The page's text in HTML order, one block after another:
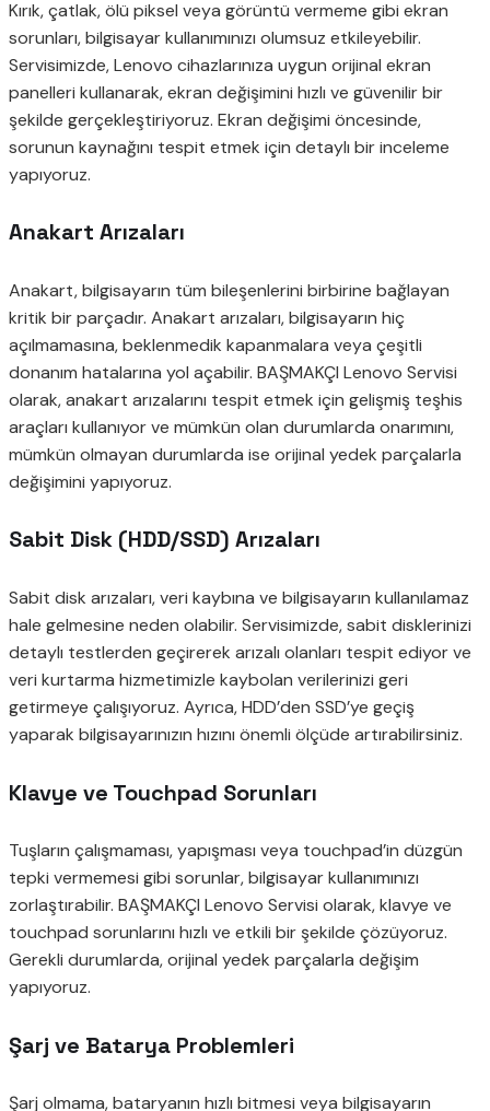
Kırık, çatlak, ölü piksel veya görüntü vermeme gibi ekran
sorunları, bilgisayar kullanımınızı olumsuz etkileyebilir.
Servisimizde, Lenovo cihazlarınıza uygun orijinal ekran
panelleri kullanarak, ekran değişimini hızlı ve güvenilir bir
şekilde gerçekleştiriyoruz. Ekran değişimi öncesinde,
sorunun kaynağını tespit etmek için detaylı bir inceleme
yapıyoruz.
Anakart Arızaları
Anakart, bilgisayarın tüm bileşenlerini birbirine bağlayan
kritik bir parçadır. Anakart arızaları, bilgisayarın hiç
açılmamasına, beklenmedik kapanmalara veya çeşitli
donanım hatalarına yol açabilir. BAŞMAKÇI Lenovo Servisi
olarak, anakart arızalarını tespit etmek için gelişmiş teşhis
araçları kullanıyor ve mümkün olan durumlarda onarımını,
mümkün olmayan durumlarda ise orijinal yedek parçalarla
değişimini yapıyoruz.
Sabit Disk (HDD/SSD) Arızaları
Sabit disk arızaları, veri kaybına ve bilgisayarın kullanılamaz
hale gelmesine neden olabilir. Servisimizde, sabit disklerinizi
detaylı testlerden geçirerek arızalı olanları tespit ediyor ve
veri kurtarma hizmetimizle kaybolan verilerinizi geri
getirmeye çalışıyoruz. Ayrıca, HDD’den SSD’ye geçiş
yaparak bilgisayarınızın hızını önemli ölçüde artırabilirsiniz.
Klavye ve Touchpad Sorunları
Tuşların çalışmaması, yapışması veya touchpad’in düzgün
tepki vermemesi gibi sorunlar, bilgisayar kullanımınızı
zorlaştırabilir. BAŞMAKÇI Lenovo Servisi olarak, klavye ve
touchpad sorunlarını hızlı ve etkili bir şekilde çözüyoruz.
Gerekli durumlarda, orijinal yedek parçalarla değişim
yapıyoruz.
Şarj ve Batarya Problemleri
Şarj olmama, bataryanın hızlı bitmesi veya bilgisayarın